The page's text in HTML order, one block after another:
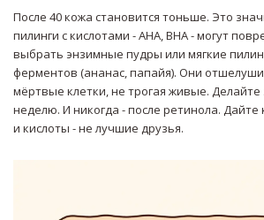
После 40 кожа становится тоньше. Это
пилинги с кислотами - AHA, BHA - могут
выбрать энзимные пудры или мягкие
ферментов (ананас, папайя). Они
мёртвые клетки, не трогая живые. Делайте
неделю. И никогда - после ретинола.
и кислоты - не лучшие друзья.